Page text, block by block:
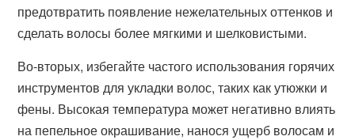
предотвратить появление нежелательных оттенков и
сделать волосы более мягкими и шелковистыми.
Во-вторых, избегайте частого использования горячих
инструментов для укладки волос, таких как утюжки и
фены. Высокая температура может негативно влиять
на пепельное окрашивание, нанося ущерб волосам и